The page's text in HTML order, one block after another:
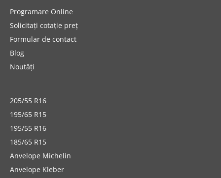
Programare Online
Solicitați cotație preț
Formular de contact
Blog
Noutăți
205/55 R16
195/65 R15
195/55 R16
185/65 R15
Anvelope Michelin
Anvelope Kleber